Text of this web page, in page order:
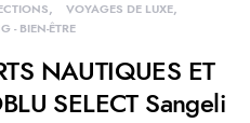
VOYAGES DE LUXE
- BIEN-ÊTRE
NAUTIQUES ET
SELECT Sangeli